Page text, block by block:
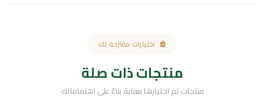
اختيارات مقترحة لك
منتجات ذات صلة
منتجات تم اختيارها بعناية بناءً على اهتماماتك